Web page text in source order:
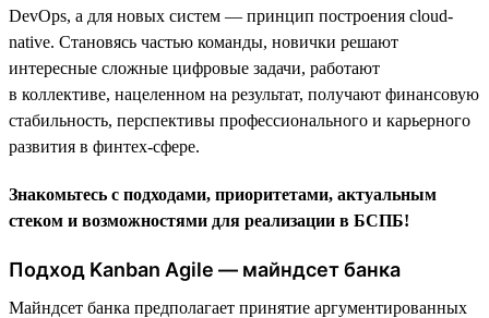
DevOps, а для новых систем — принцип построения cloud-
native. Становясь частью команды, новички решают
интересные сложные цифровые задачи, работают
в коллективе, нацеленном на результат, получают финансовую
стабильность, перспективы профессионального и карьерного
развития в финтех-сфере.
Знакомьтесь с подходами, приоритетами, актуальным
стеком и возможностями для реализации в БСПБ!
Подход Kanban Agile — майндсет банка
Майндсет банка предполагает принятие аргументированных